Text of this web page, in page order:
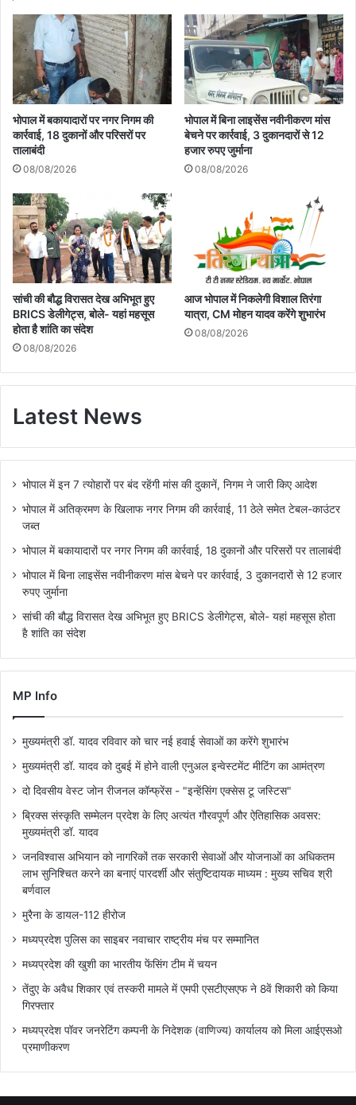
भोपाल में बकायादारों पर नगर निगम की
कार्रवाई, 18 दुकानों और परिसरों पर
तालाबंदी
08/08/2026
भोपाल में बिना लाइसेंस नवीनीकरण मांस
बेचने पर कार्रवाई, 3 दुकानदारों से 12
हजार रुपए जुर्माना
08/08/2026
सांची की बौद्ध विरासत देख अभिभूत हुए
BRICS डेलीगेट्स, बोले- यहां महसूस
होता है शांति का संदेश
08/08/2026
आज भोपाल में निकलेगी विशाल तिरंगा
यात्रा, CM मोहन यादव करेंगे शुभारंभ
08/08/2026
Latest News
भोपाल में इन 7 त्योहारों पर बंद रहेंगी मांस की दुकानें, निगम ने जारी किए आदेश
भोपाल में अतिक्रमण के खिलाफ नगर निगम की कार्रवाई, 11 ठेले समेत टेबल-काउंटर
जब्त
भोपाल में बकायादारों पर नगर निगम की कार्रवाई, 18 दुकानों और परिसरों पर तालाबंदी
भोपाल में बिना लाइसेंस नवीनीकरण मांस बेचने पर कार्रवाई, 3 दुकानदारों से 12 हजार
रुपए जुर्माना
सांची की बौद्ध विरासत देख अभिभूत हुए BRICS डेलीगेट्स, बोले- यहां महसूस होता
है शांति का संदेश
MP Info
मुख्यमंत्री डॉ. यादव रविवार को चार नई हवाई सेवाओं का करेंगे शुभारंभ
मुख्यमंत्री डॉ. यादव को दुबई में होने वाली एनुअल इन्वेस्टमेंट मीटिंग का आमंत्रण
दो दिवसीय वेस्ट जोन रीजनल कॉन्फ्रेंस - "इन्हेंसिंग एक्सेस टू जस्टिस"
ब्रिक्स संस्कृति सम्मेलन प्रदेश के लिए अत्यंत गौरवपूर्ण और ऐतिहासिक अवसर:
मुख्यमंत्री डॉ. यादव
जनविश्वास अभियान को नागरिकों तक सरकारी सेवाओं और योजनाओं का अधिकतम
लाभ सुनिश्चित करने का बनाएं पारदर्शी और संतुष्टिदायक माध्यम : मुख्य सचिव श्री
बर्णवाल
मुरैना के डायल-112 हीरोज
मध्यप्रदेश पुलिस का साइबर नवाचार राष्ट्रीय मंच पर सम्मानित
मध्यप्रदेश की खुशी का भारतीय फेंसिंग टीम में चयन
तेंदुए के अवैध शिकार एवं तस्करी मामले में एमपी एसटीएसएफ ने 8वें शिकारी को किया
गिरफ्तार
मध्यप्रदेश पॉवर जनरेटिंग कम्पनी के निदेशक (वाणिज्य) कार्यालय को मिला आईएसओ
प्रमाणीकरण